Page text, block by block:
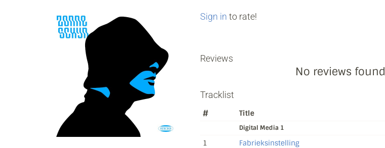
Sign in to rate!
Reviews
No reviews found
Tracklist
# Title
Digital Media 1
1 Fabrieksinstelling